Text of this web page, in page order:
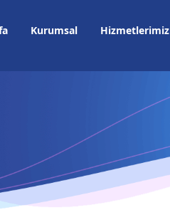
Kurumsal Hizmetlerimiz